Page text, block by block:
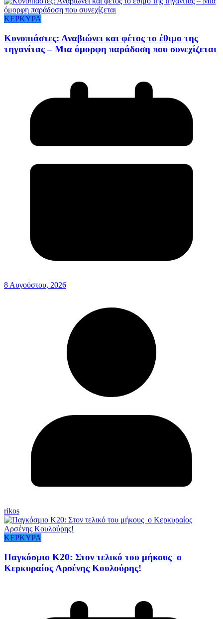
ΚΕΡΚΥΡΑ
Κυνοπιάστες: Αναβιώνει και φέτος το έθιμο της
τηγανίτας – Μια όμορφη παράδοση που συνεχίζεται
8 Αυγούστου, 2026
rikos
ΚΕΡΚΥΡΑ
Παγκόσμιο Κ20: Στον τελικό του μήκους ο
Κερκυραίος Αρσένης Κουλούρης!